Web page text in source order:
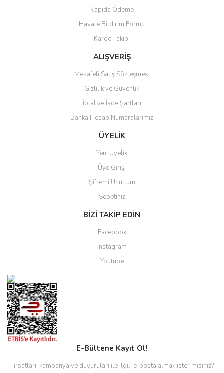
Ürün fiyatı diğer sitelerden daha pahalı.
Bu ürüne benzer farklı alternatifler olmalı.
Gönder
Kapıda Ödeme
Havale Bildirim Formu
Kargo Takibi
ALIŞVERİŞ
Mesafeli Satış Sözleşmesi
Gizlilik ve Güvenlik
İptal ve İade Şartları
Banka Hesap Numaralarımız
ÜYELİK
Yeni Üyelik
Üye Girişi
Şifremi Unuttum
Sepetiniz
BİZİ TAKİP EDİN
Facebook
Instagram
Youtube
E-Bültene Kayıt Ol!
Fırsatları, kampanya ve duyuruları ile ilgili e-posta almak ister misiniz?